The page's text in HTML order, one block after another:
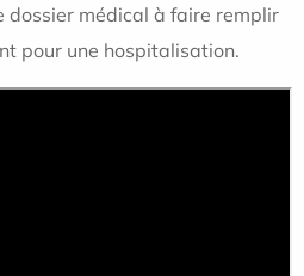
dossier médical à faire remplir
pour une hospitalisation.